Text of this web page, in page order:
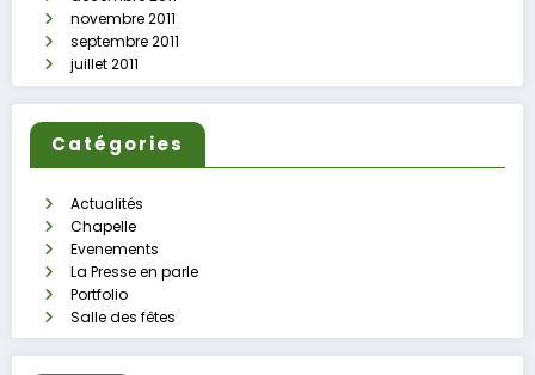
novembre 2011
septembre 2011
juillet 2011
Catégories
Actualités
Chapelle
Evenements
La Presse en parle
Portfolio
Salle des fêtes